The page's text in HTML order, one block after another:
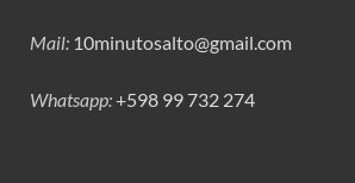
Mail: 10minutosalto@gmail.com
Whatsapp:+598 99 732 274